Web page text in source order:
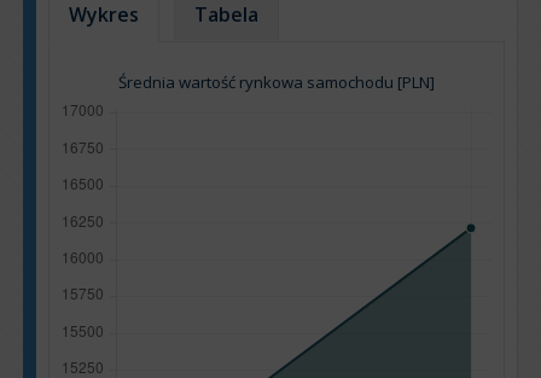
Wykres Tabela
Średnia wartość rynkowa samochodu [PLN]